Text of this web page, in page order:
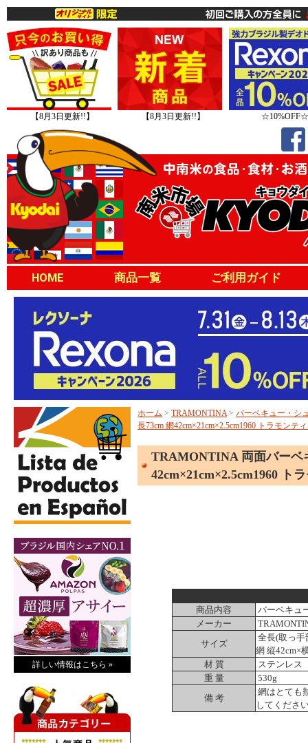
【8月3日更新!!】 【8月3日更新!!】 ☆10%OFF☆
HOME 商品一覧 ご利用ガイド
詳しい情報はこちら »
ホーム > TRAMONTINA> バーベキュー・シ
長73cm 網42cm×21cm×2.5cm1960 トラモンテ
TRAMONTINA 両面バーベ
42cm×21cm×2.5cm1960 ト
商品内容
バーベキュ
メーカー
サイズ
全長(取っ手
網 縦42cm×
材 質
ステンレス
重 量
530g
備 考
網はとても
してくださ